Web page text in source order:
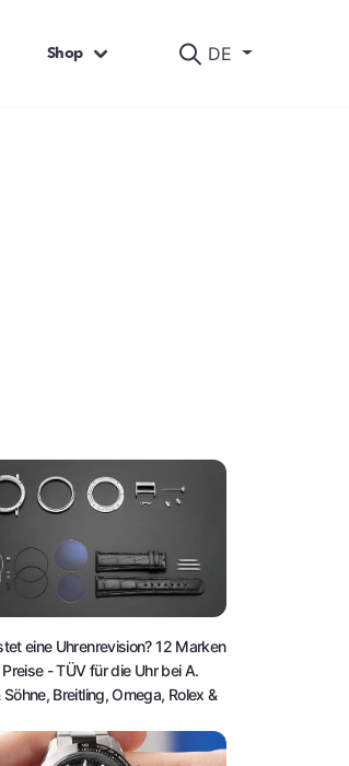
DE
Shop
SIE AUCH INTERESSIEREN:
eine Uhrenrevision? 12 Marken
- TÜV für die Uhr bei A.
Söhne, Breitling, Omega, Rolex &